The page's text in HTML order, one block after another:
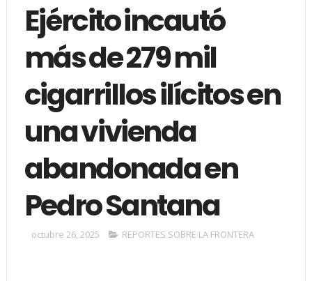
Ejército incautó
más de 279 mil
cigarrillos ilícitos en
una vivienda
abandonada en
Pedro Santana
octubre 26, 2025 REPORTES SOBRE LA FRONTERA